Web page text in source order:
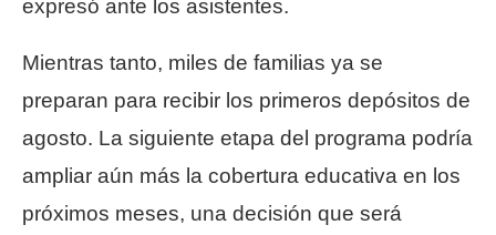
expresó ante los asistentes.
Mientras tanto, miles de familias ya se
preparan para recibir los primeros depósitos de
agosto. La siguiente etapa del programa podría
ampliar aún más la cobertura educativa en los
próximos meses, una decisión que será